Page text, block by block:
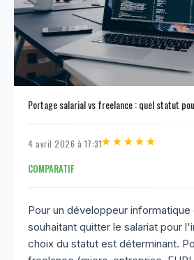
Portage salarial vs freelance : quel statut
4 avril 2026 à 17:31
COMPARATIF
Pour un développeur informatique
souhaitant quitter le salariat pour
choix du statut est déterminant.